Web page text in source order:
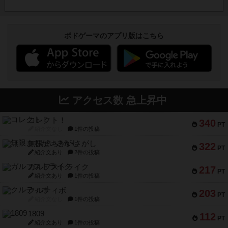
ボドゲーマのアプリ版はこちら
アクセス数 急上昇中
340 PT
コレクト！
1件の投稿
322 PT
無限まちがいさがし
紹介文あり 2件の投稿
217 PT
ガルフストライク
紹介文あり 1件の投稿
203 PT
クルティボ
1件の投稿
112 PT
1809
紹介文あり 1件の投稿